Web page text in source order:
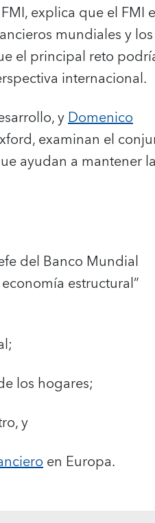
explica que el FMI
mundiales y los
el principal reto
internacional.
yDomenico
examinan el
ayudan a mantener la
del Banco Mundial
estructural”
los hogares;
y
en Europa.